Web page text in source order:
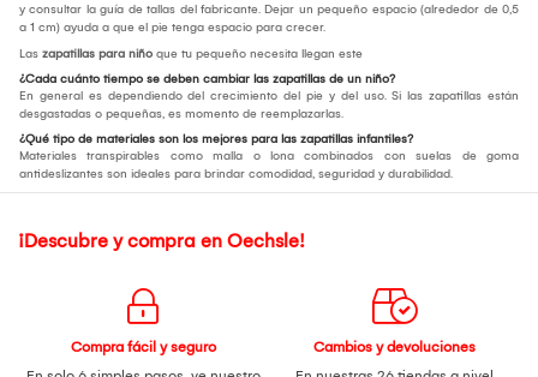
y consultar la guía de tallas del fabricante. Dejar un pequeño espacio (alrededor de 0,5
a 1 cm) ayuda a que el pie tenga espacio para crecer.
Las zapatillas para niño que tu pequeño necesita llegan este
¿Cada cuánto tiempo se deben cambiar las zapatillas de un niño?
En general es dependiendo del crecimiento del pie y del uso. Si las zapatillas están
desgastadas o pequeñas, es momento de reemplazarlas.
¿Qué tipo de materiales son los mejores para las zapatillas infantiles?
Materiales transpirables como malla o lona combinados con suelas de goma
antideslizantes son ideales para brindar comodidad, seguridad y durabilidad.
¡Descubre y compra en Oechsle!
Compra fácil y seguro
Cambios y devoluciones